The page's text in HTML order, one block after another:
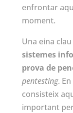
enfrontar
moment.
Una eina
sistemes
prova de
pentesting.
consisteix
important